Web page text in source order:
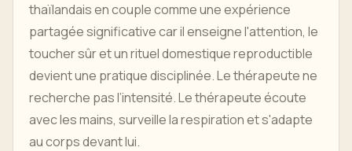
thaïlandais en couple comme une expérience
partagée significative car il enseigne l'attention, le
toucher sûr et un rituel domestique reproductible
devient une pratique disciplinée. Le thérapeute ne
recherche pas l’intensité. Le thérapeute écoute
avec les mains, surveille la respiration et s'adapte
au corps devant lui.